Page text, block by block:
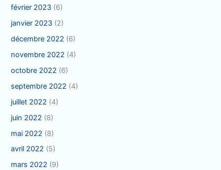
février 2023 (6)
janvier 2023 (2)
décembre 2022 (6)
novembre 2022 (4)
octobre 2022 (6)
septembre 2022 (4)
juillet 2022 (4)
juin 2022 (8)
mai 2022 (8)
avril 2022 (5)
mars 2022 (9)